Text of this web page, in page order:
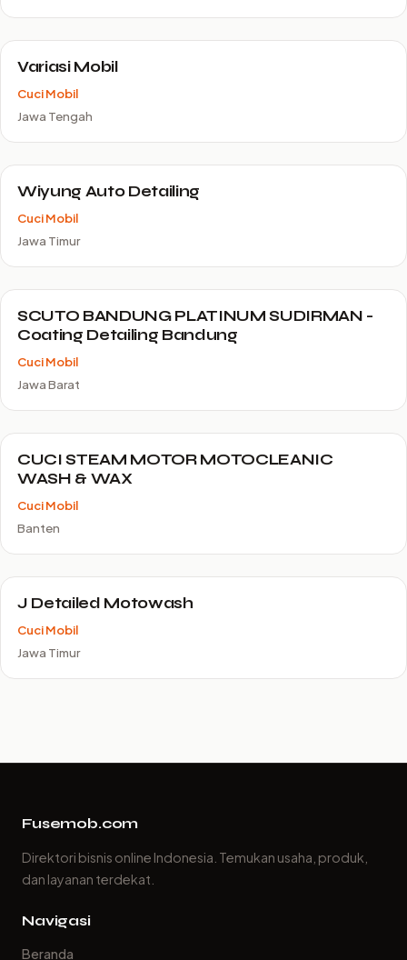
Variasi Mobil
Cuci Mobil
Jawa Tengah
Wiyung Auto Detailing
Cuci Mobil
Jawa Timur
SCUTO BANDUNG PLATINUM SUDIRMAN -
Coating Detailing Bandung
Cuci Mobil
Jawa Barat
CUCI STEAM MOTOR MOTOCLEANIC
WASH & WAX
Cuci Mobil
Banten
J Detailed Motowash
Cuci Mobil
Jawa Timur
Fusemob.com
Direktori bisnis online Indonesia. Temukan usaha, produk,
dan layanan terdekat.
Navigasi
Beranda